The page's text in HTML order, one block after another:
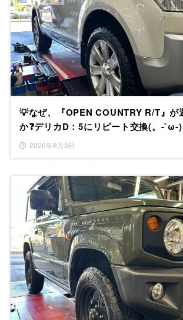
💡なぜ、『OPEN COUNTRY R/T』が
か❓デリカD：5にリピート交換(。-`ω-)
2026年8月3日